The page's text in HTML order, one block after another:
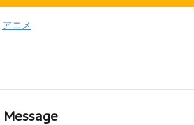
アニメ
Message